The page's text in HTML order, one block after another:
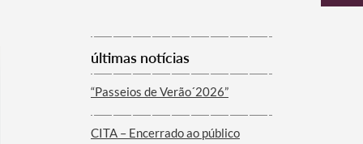
últimas notícias
“Passeios de Verão´2026”
CITA – Encerrado ao público